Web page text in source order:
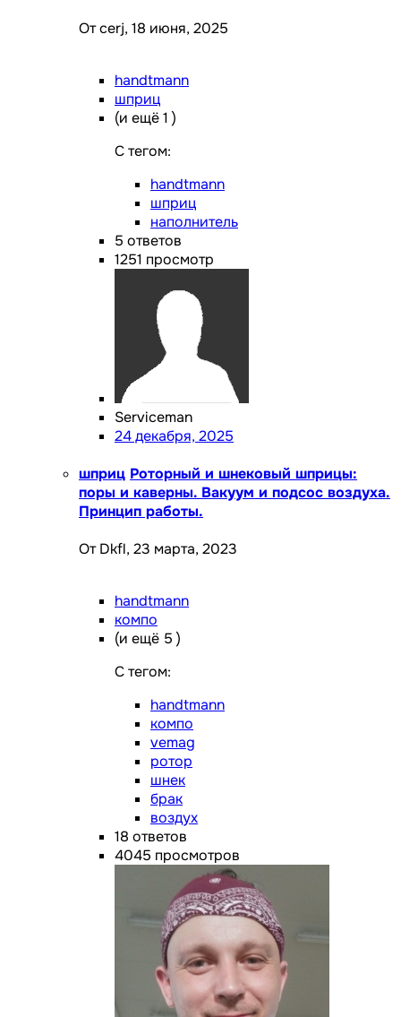
От cerj, 18 июня, 2025
handtmann
шприц
(и ещё 1 )
C тегом:
handtmann
шприц
наполнитель
5 ответов
1251 просмотр
Serviceman
24 декабря, 2025
шприц Роторный и шнековый шприцы:
поры и каверны. Вакуум и подсос воздуха.
Принцип работы.
От Dkfl, 23 марта, 2023
handtmann
компо
(и ещё 5 )
C тегом:
handtmann
компо
vemag
ротор
шнек
брак
воздух
18 ответов
4045 просмотров